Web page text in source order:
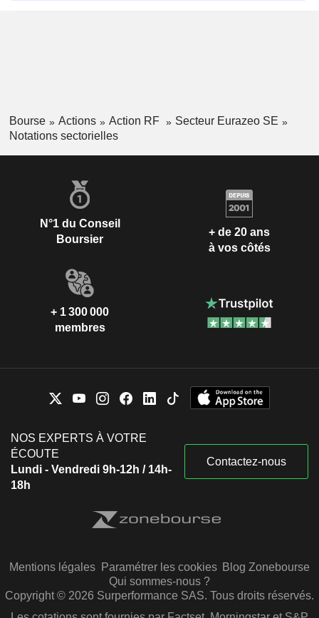
Bourse Actions Action RF
Secteur Eurazeo SE
Notations sectorielles
N°1 du Conseil
Boursier
+ de 20 ans
à vos côtés
+ 1 300 000
membres
NOS EXPERTS À VOTRE
ÉCOUTE
Lundi - Vendredi 9h-12h / 14h-
18h
Contactez-nous
Mentions légales Paramétrer les cookies Blog Zonebourse
Qui sommes-nous ?
Copyright © 2026 Surperformance SAS. Tous droits réservés.